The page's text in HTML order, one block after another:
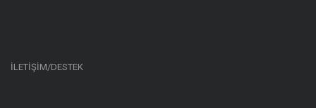
İLETİŞİM/DESTEK